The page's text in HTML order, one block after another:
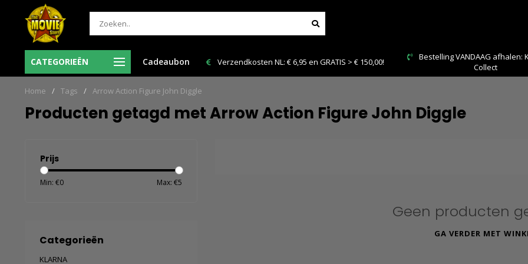
CATEGORIEËN Cadeaubon
= de volgende
Verzendkosten NL: € 6,95 en GRATIS > € 150,00!
Bestelling VANDAAG afhalen: Kies Click &
Collect
Home / Tags / Arrow Action Figure John Diggle
Producten getagd met Arrow Action Figure John Diggle
Prijs
Min: €0 Max: €5
Categorieën
KLARNA
Geen producten
GA VERDER MET